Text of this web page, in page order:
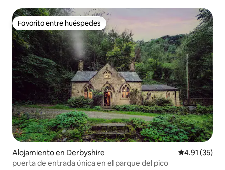
Favorito entre huéspedes
Favorito entre huéspedes
Alojamiento en Derbyshire Calificación
4.91 (35)
puerta de entrada única en el parque del pico